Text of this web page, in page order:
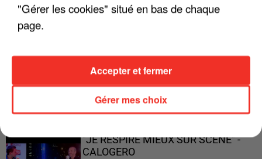
PARFAITS"
"JE RESPIRE MIEUX SUR SCÈNE" -
CALOGERO
"Gérer les cookies" situé en bas de chaque
page.
Gérer mes choix
Accepter et fermer